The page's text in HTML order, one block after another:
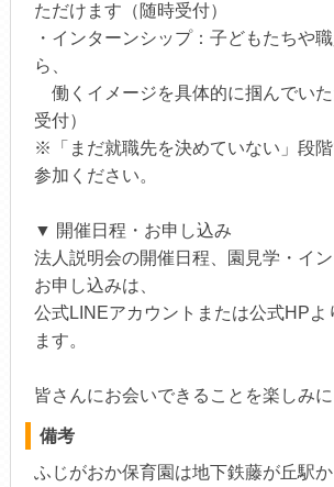
ただけます（随時受付）
・インターンシップ：子どもたちや
ら、
働くイメージを具体的に掴んでい
受付）
※「まだ就職先を決めていない」段
参加ください。
▼ 開催日程・お申し込み
法人説明会の開催日程、園見学・イ
お申し込みは、
公式LINEアカウントまたは公式HPよ
ます。
皆さんにお会いできることを楽しみに
備考
ふじがおか保育園は地下鉄藤が丘駅